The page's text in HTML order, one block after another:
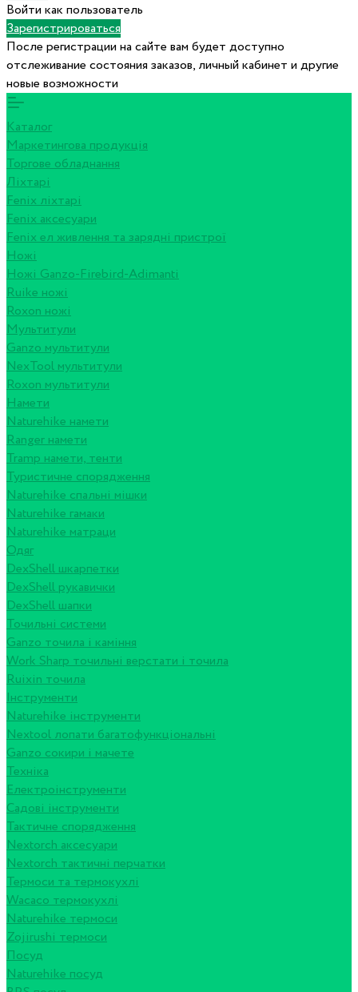
Войти как пользователь
Зарегистрироваться
После регистрации на сайте вам будет доступно
отслеживание состояния заказов, личный кабинет и другие
новые возможности
Каталог
Маркетингова продукція
Торгове обладнання
Ліхтарі
Fenix ліхтарі
Fenix аксесуари
Fenix ел живлення та зарядні пристрої
Ножі
Ножі Ganzo-Firebird-Adimanti
Ruike ножі
Roxon ножi
Мультитули
Ganzo мультитули
NexTool мультитули
Roxon мультитули
Намети
Naturehike намети
Ranger намети
Tramp намети, тенти
Туристичне спорядження
Naturehike спальні мішки
Naturehike гамаки
Naturehike матраци
Одяг
DexShell шкарпетки
DexShell рукавички
DexShell шапки
Точильні системи
Ganzo точила і каміння
Work Sharp точильні верстати і точила
Ruixin точила
Інструменти
Naturehike інструменти
Nextool лопати багатофункціональні
Ganzo сокири і мачете
Техніка
Електроінструменти
Садові інструменти
Тактичне спорядження
Nextorch аксесуари
Nextorch тактичні перчатки
Термоси та термокухлі
Wacaco термокухлі
Naturehike термоси
Zojirushi термоси
Посуд
Naturehike посуд